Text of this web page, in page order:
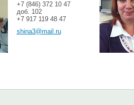
+7 (846) 372 10 47
доб. 102
+7 917 119 48 47
shina3@mail.ru